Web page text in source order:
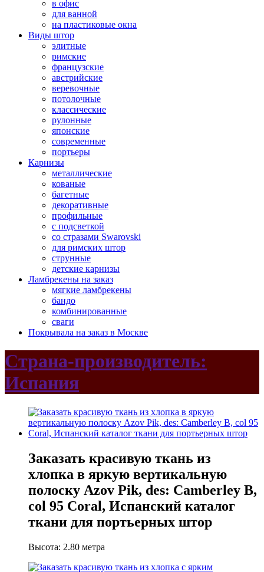
в офис
для ванной
на пластиковые окна
Виды штор
элитные
римские
французские
австрийские
веревочные
потолочные
классические
рулонные
японские
современные
портьеры
Карнизы
металлические
кованые
багетные
декоративные
профильные
с подсветкой
со стразами Swarovski
для римских штор
струнные
детские карнизы
Ламбрекены на заказ
мягкие ламбрекены
бандо
комбинированные
сваги
Покрывала на заказ в Москве
Страна-производитель:
Испания
Заказать красивую ткань из
хлопка в яркую вертикальную
полоску Azov Pik, des: Camberley B,
col 95 Coral, Испанский каталог
ткани для портьерных штор
Высота: 2.80 метра